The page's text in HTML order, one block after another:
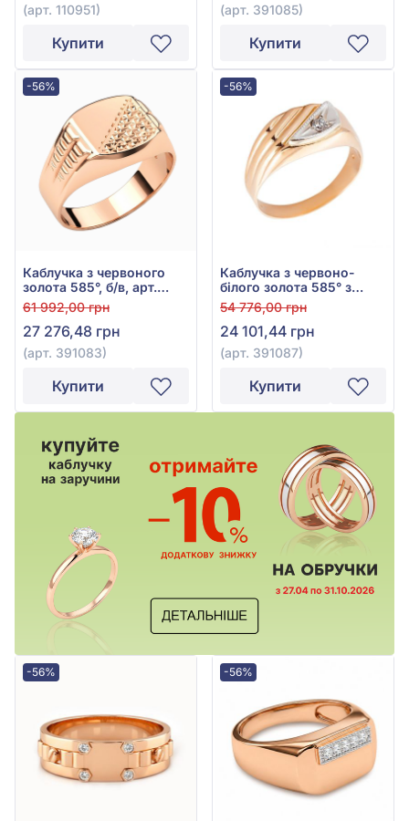
(арт. 110951)
Купити
(арт. 391085)
Купити
-56%
Каблучка з червоного
золота 585°, б/в, арт.
391083
61 992,00 грн
27 276,48 грн
(арт. 391083)
Купити
-56%
Каблучка з червоно-
білого золота 585° з
фіанітом, арт. 391087
54 776,00 грн
24 101,44 грн
(арт. 391087)
Купити
-56% -56%